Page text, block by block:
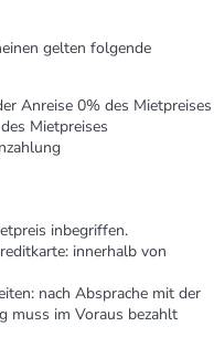
gelten folgende
Anreise 0% des Mietpreises
Mietpreises
inbegriffen.
innerhalb von
nach Absprache mit der
muss im Voraus bezahlt